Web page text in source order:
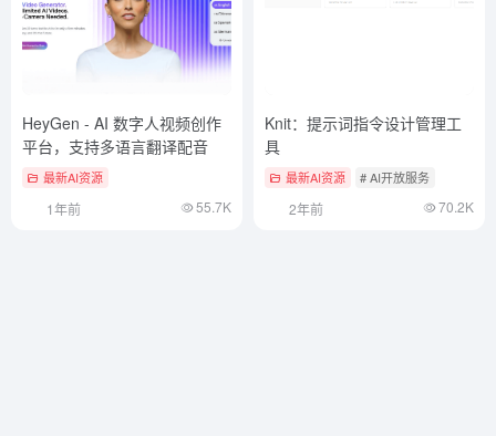
HeyGen - AI 数字人视频创作
平台，支持多语言翻译配音
最新AI资源
1年前 55.7K
Knit：提示词指令设计管理工
具
最新AI资源 # AI开放服务
2年前 70.2K